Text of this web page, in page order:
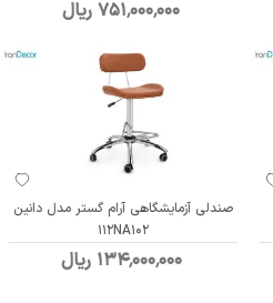
751٬000٬000 ریال
صندلی آزمایشگاهی آرام گستر مدل دانین
112NA102
134٬000٬000 ریال